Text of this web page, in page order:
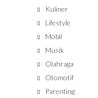
Kuliner
Lifestyle
Mobil
Musik
Olahraga
Otomotif
Parenting